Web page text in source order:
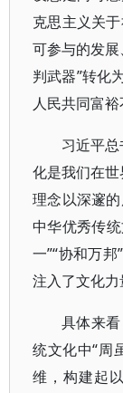
克思主义关
可参与的发
判武器”转化
人民共同富裕
习近平
化是我们在
理念以深邃
中华优秀传统
一”“协和万
注入了文化力
具体来
统文化中“周
维，构建起